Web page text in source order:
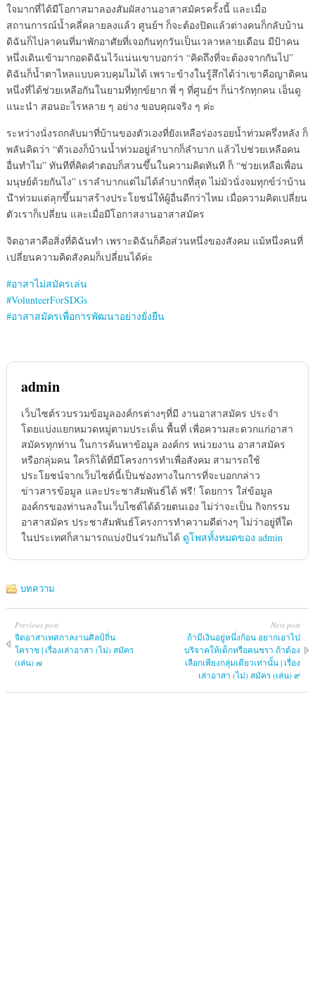
ใจมากที่ได้มีโอกาสมาลองสัมผัสงานอาสาสมัครครั้งนี้ และเมื่อ
สถานการณ์น้ำคลี่คลายลงแล้ว ศูนย์ฯ ก็จะต้องปิดแล้วต่างคนก็กลับบ้าน
ดิฉันก็ไปลาคนที่มาพักอาศัยที่เจอกันทุกวันเป็นเวลาหลายเดือน มีป้าคน
หนึ่งเดินเข้ามากอดดิฉันไว้แน่นเขาบอกว่า “คิดถึงที่จะต้องจากกันไป”
ดิฉันก็น้ำตาไหลแบบควบคุมไม่ได้ เพราะข้างในรู้สึกได้ว่าเขาคือญาติคน
หนึ่งที่ได้ช่วยเหลือกันในยามที่ทุกข์ยาก พี่ ๆ ที่ศูนย์ฯ ก็น่ารักทุกคน เอ็นดู
แนะนำ สอนอะไรหลาย ๆ อย่าง ขอบคุณจริง ๆ ค่ะ
ระหว่างนั่งรถกลับมาที่บ้านของตัวเองที่ยังเหลือร่องรอยน้ำท่วมครึ่งหลัง ก็
พลันคิดว่า “ตัวเองก็บ้านน้ำท่วมอยู่ลำบากก็ลำบาก แล้วไปช่วยเหลือคน
อื่นทำไม”ทันทีที่คิดคำตอบก็สวนขึ้นในความคิดทันที ก็ “ช่วยเหลือเพื่อน
มนุษย์ด้วยกันไง” เราลำบากแต่ไม่ได้ลำบากที่สุด ไม่มัวนั่งจมทุกข์ว่าบ้าน
น้ำท่วมแต่ลุกขึ้นมาสร้างประโยชน์ให้ผู้อื่นดีกว่าไหม เมื่อความคิดเปลี่ยน
ตัวเราก็เปลี่ยน และเมื่อมีโอกาสงานอาสาสมัคร
จิตอาสาคือสิ่งที่ดิฉันทำ เพราะดิฉันก็คือส่วนหนึ่งของสังคม แม้หนึ่งคนที่
เปลี่ยนความคิดสังคมก็เปลี่ยนได้ค่ะ
#อาสาไม่สมัครเล่น
#VolunteerForSDGs
#อาสาสมัครเพื่อการพัฒนาอย่างยั่งยืน
admin
เว็บไซต์รวบรวมข้อมูลองค์กรต่างๆที่มี งานอาสาสมัคร ประจำ
โดยแบ่งแยกหมวดหมู่ตามประเด็น พื้นที่ เพื่อความสะดวกแก่อาสา
สมัครทุกท่าน ในการค้นหาข้อมูล องค์กร หน่วยงาน อาสาสมัคร
หรือกลุ่มคน ใครก็ได้ที่มีโครงการทำเพื่อสังคม สามารถใช้
ประโยชน์จากเว็บไซต์นี้เป็นช่องทางในการที่จะบอกกล่าว
ข่าวสารข้อมูล และประชาสัมพันธ์ได้ ฟรี! โดยการ ใส่ข้อมูล
องค์กรของท่านลงในเว็บไซต์ได้ด้วยตนเอง ไม่ว่าจะเป็น กิจกรรม
อาสาสมัคร ประชาสัมพันธ์โครงการทำความดีต่างๆ ไม่ว่าอยู่ที่ใด
ในประเทศก็สามารถแบ่งปันร่วมกันได้ ดูโพสทั้งหมดของ admin
บทความ
Previous post
จิตอาสาเทศกาลงานศิลป์ถิ่น
โคราช | เรื่องเล่าอาสา (ไม่) สมัคร
(เล่น) ๗
Next post
ถ้ามีเงินอยู่หนึ่งก้อน อยากเอาไป
บริจาคให้เด็กหรือคนชรา ถ้าต้อง
เลือกเพียงกลุ่มเดียวเท่านั้น | เรื่อง
เล่าอาสา (ไม่) สมัคร (เล่น) ๙